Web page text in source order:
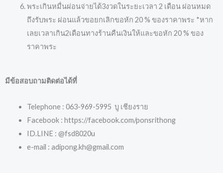
พระเกินหมื่นผ่อนจ่ายได้3งวดในระยะเวลา 2 เดือน ผ่อนหมด
ถึงรับพระ ผ่อนแล้วขอยกเลิกขอหัก 20 % ของราคาพระ *หาก
เลยเวลาเกิน2เดือนทางร้านคืนเงินให้และขอหัก 20 % ของ
ราคาพระ
มีข้อสอบถามติดต่อได้ที่
Telephone : 063-969-5995 บู เชียงราย
Facebook : https://facebook.com/ponsrithong
ID.LINE : @fsd8020u
e-mail : adipong.kh@gmail.com